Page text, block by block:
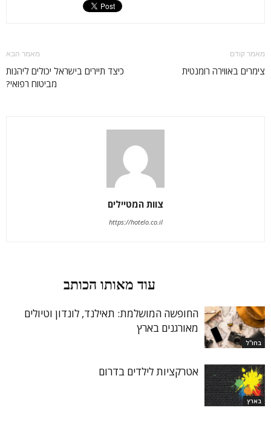
מאמר קודם
צימרים באווירה רומנטית
מאמר הבא
כיצד תיירים בישראל יכולים ליהנות
מביטוח רפואי?
צוות המטיילים
https://hotelo.co.il
עוד מאותו הכותב
בחו"ל
החופשה המושלמת: תאילנד, לונדון וטיולים
מאורגנים בארץ
בארץ
אטרקציות לילדים בדרום